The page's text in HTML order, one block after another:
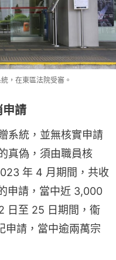
，在東區法院受審。
請
系統，並無核實申請
真偽，須由職員核
年 4 月期間，共收
申請，當中近 3,000
日至 25 日期間，衞
申請，當中逾兩萬宗